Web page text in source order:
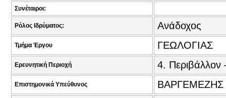
Συνέταιροι:
Ρόλος Ιδρύματος: Ανάδοχος
Τμήμα Έργου ΓΕΩΛΟΓΙΑΣ
Ερευνητική Περιοχή 4. Περιβάλλον
Επιστημονικά Υπεύθυνος ΒΑΡΓΕΜΕΖΗΣ